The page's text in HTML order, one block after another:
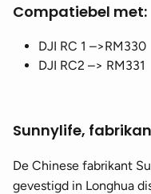
Compatiebel met:
DJI RC 1 –>RM330
DJI RC2 –> RM331
Sunnylife,
De Chinese fabrikant
gevestigd in Longhua